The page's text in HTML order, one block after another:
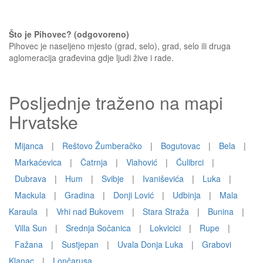
Što je Pihovec? (odgovoreno)
Pihovec je naseljeno mjesto (grad, selo), grad, selo ili druga
aglomeracija građevina gdje ljudi žive i rade.
Posljednje traženo na mapi
Hrvatske
Mijanca | Reštovo Žumberačko | Bogutovac | Bela
|
Markaćevica
| Čatrnja | Vlahović | Ćulibrci
|
Dubrava
| Hum | Svibje | Ivaniševića | Luka
|
Mackula
| Gradina | Donji Lović | Udbinja |
Mala
Karaula
| Vrhi nad Bukovem | Stara Straža | Bunina
|
Villa Sun
| Srednja Sočanica | Lokvicici | Rupe
|
Fažana
| Sustjepan | Uvala Donja Luka |
Grabovi
Klanac
| Lončarusa